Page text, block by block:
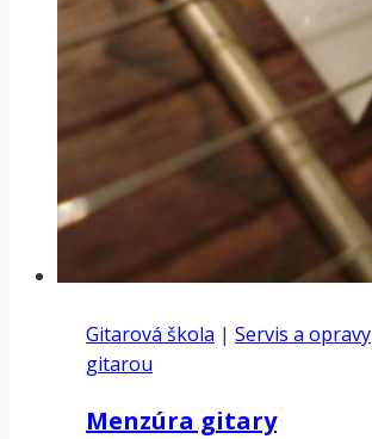
Gitarová škola | Servis a opravy
gitarou
Menzúra gitary